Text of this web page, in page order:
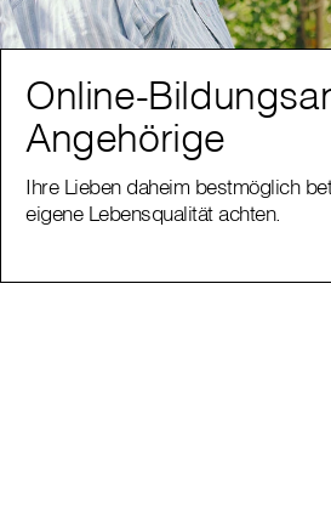
Online-
Angehörige
Ihre Lieben daheim bestmöglich
eigene Lebensqualität achten.